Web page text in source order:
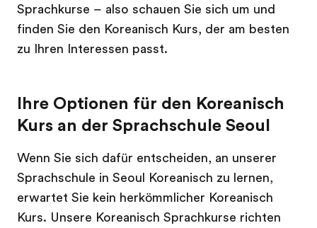
Sprachkurse – also schauen Sie sich um und
finden Sie den Koreanisch Kurs, der am besten
zu Ihren Interessen passt.
Ihre Optionen für den Koreanisch
Kurs an der Sprachschule Seoul
Wenn Sie sich dafür entscheiden, an unserer
Sprachschule in Seoul Koreanisch zu lernen,
erwartet Sie kein herkömmlicher Koreanisch
Kurs. Unsere Koreanisch Sprachkurse richten